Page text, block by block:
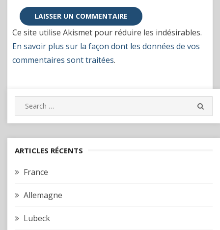
Ce site utilise Akismet pour réduire les indésirables.
En savoir plus sur la façon dont les données de vos
commentaires sont traitées.
Search
for:
ARTICLES RÉCENTS
France
Allemagne
Lubeck